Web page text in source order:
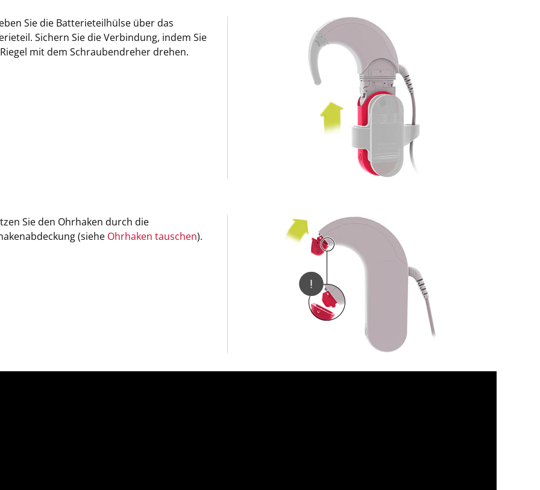
Sie die Batterieteilhülse über das
Sichern Sie die Verbindung, indem Sie
mit dem Schraubendreher drehen.
Sie den Ohrhaken durch die
(siehe Ohrhaken tauschen).